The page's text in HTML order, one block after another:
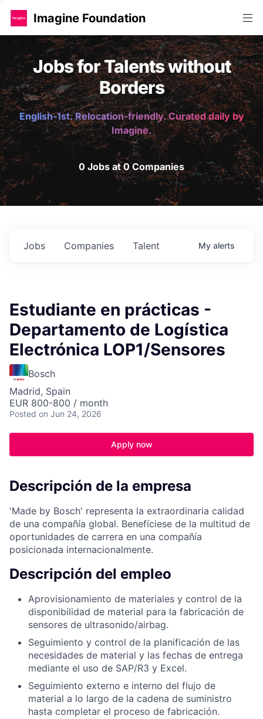
Imagine Foundation
Jobs for Talents without
Borders
English-1st. Relocation-friendly. Curated daily by
Imagine.
0 Jobs at 0 Companies
Jobs Companies Talent My alerts
Estudiante en prácticas -
Departamento de Logística
Electrónica LOP1/Sensores
Bosch
Madrid, Spain
EUR 800-800 / month
Posted on Jun 24, 2026
Apply now
Descripción de la empresa
'Made by Bosch' representa la extraordinaria calidad
de una compañía global. Benefíciese de la multitud de
oportunidades de carrera en una compañía
posicionada internacionalmente.
Descripción del empleo
Aprovisionamiento de materiales y control de la
disponibilidad de material para la fabricación de
sensores de ultrasonido/airbag.
Seguimiento y control de la planificación de las
necesidades de material y las fechas de entrega
mediante el uso de SAP/R3 y Excel.
Seguimiento externo e interno del flujo de
material a lo largo de la cadena de suministro
hasta completar el proceso de fabricación.